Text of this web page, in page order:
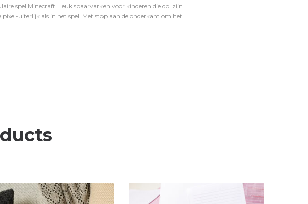
spel Minecraft. Leuk spaarvarken voor kinderen die dol zijn
uiterlijk als in het spel. Met stop aan de onderkant om het